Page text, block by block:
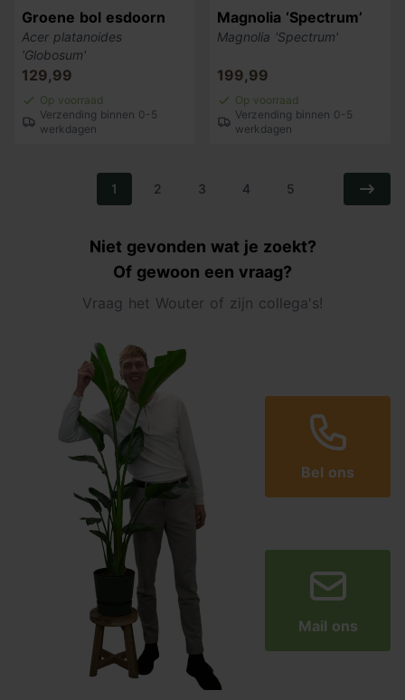
Groene bol esdoorn
Acer platanoides
'Globosum'
129,99
Op voorraad
Verzending binnen 0-5
werkdagen
Magnolia ‘Spectrum’
Magnolia 'Spectrum'
199,99
Op voorraad
Verzending binnen 0-5
werkdagen
1 2 3 4 5
Niet gevonden wat je zoekt?
Of gewoon een vraag?
Vraag het Wouter of zijn collega's!
Bel ons
Mail ons